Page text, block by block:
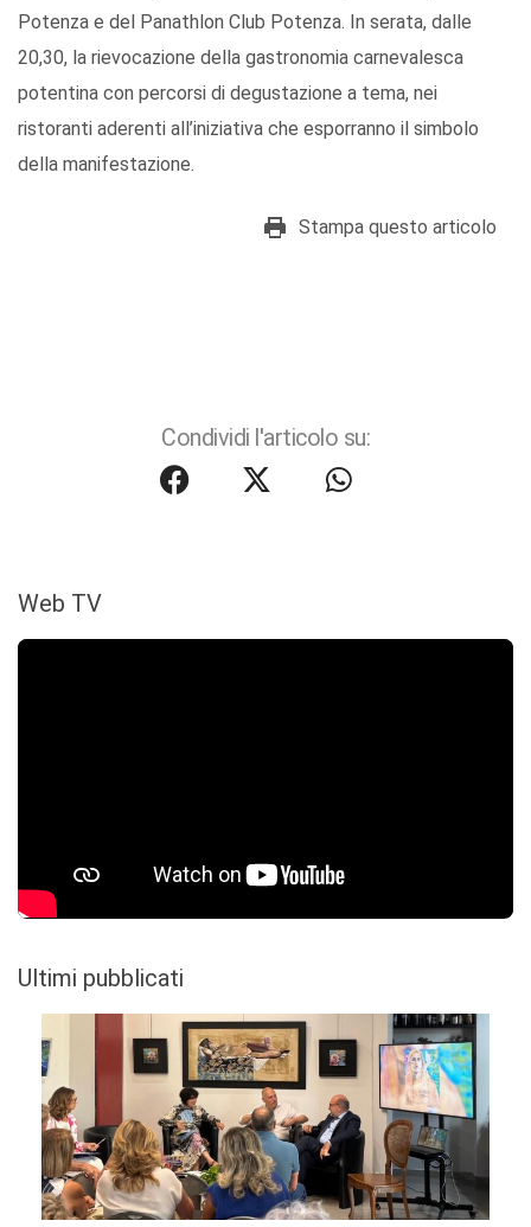
Potenza e del Panathlon Club Potenza. In serata, dalle
20,30, la rievocazione della gastronomia carnevalesca
potentina con percorsi di degustazione a tema, nei
ristoranti aderenti all’iniziativa che esporranno il simbolo
della manifestazione.
Stampa questo articolo
Condividi l'articolo su:
Web TV
Ultimi pubblicati